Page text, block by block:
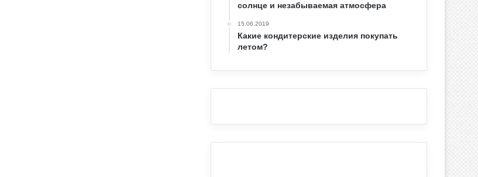
солнце и незабываемая атмосфера
15.06.2019
Какие кондитерские изделия покупать
летом?